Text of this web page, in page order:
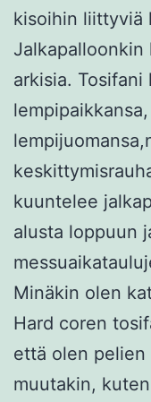
kisoihin liittyviä
arkisia. Tosifani
kuuntelee
alusta loppuun
Minäkin olen
Hard coren
että olen pelien
muutakin,